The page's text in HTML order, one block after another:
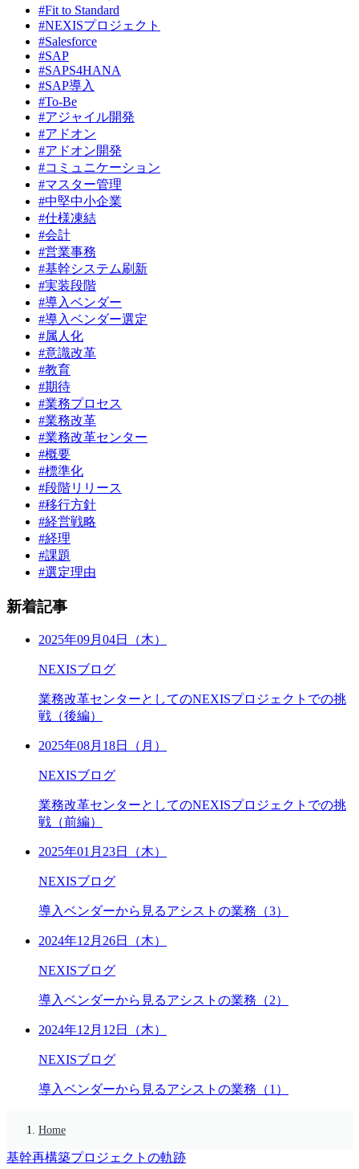
#Fit to Standard
#NEXISプロジェクト
#Salesforce
#SAP
#SAPS4HANA
#SAP導入
#To-Be
#アジャイル開発
#アドオン
#アドオン開発
#コミュニケーション
#マスター管理
#中堅中小企業
#仕様凍結
#会計
#営業事務
#基幹システム刷新
#実装段階
#導入ベンダー
#導入ベンダー選定
#属人化
#意識改革
#教育
#期待
#業務プロセス
#業務改革
#業務改革センター
#概要
#標準化
#段階リリース
#移行方針
#経営戦略
#経理
#課題
#選定理由
新着記事
2025年09月04日（木）
NEXISブログ
業務改革センターとしてのNEXISプロジェクトでの挑
戦（後編）
2025年08月18日（月）
NEXISブログ
業務改革センターとしてのNEXISプロジェクトでの挑
戦（前編）
2025年01月23日（木）
NEXISブログ
導入ベンダーから見るアシストの業務（3）
2024年12月26日（木）
NEXISブログ
導入ベンダーから見るアシストの業務（2）
2024年12月12日（木）
NEXISブログ
導入ベンダーから見るアシストの業務（1）
Home
基幹再構築プロジェクトの軌跡